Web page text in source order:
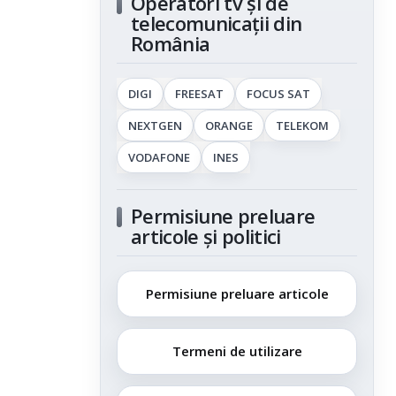
telecomunicații din
România
DIGI FREESAT
FOCUS SAT
NEXTGEN
ORANGE
TELEKOM
VODAFONE
INES
Permisiune preluare
articole și politici
Permisiune preluare articole
Termeni de utilizare